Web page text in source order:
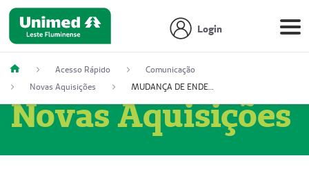
Login
Acesso Rápido
Comunicação
Novas Aquisições
MUDANÇA DE ENDEREÇO - DIAGITAB SERVIÇOS MÉDICOS LTDA (54003267-5)
Novas Aquisições